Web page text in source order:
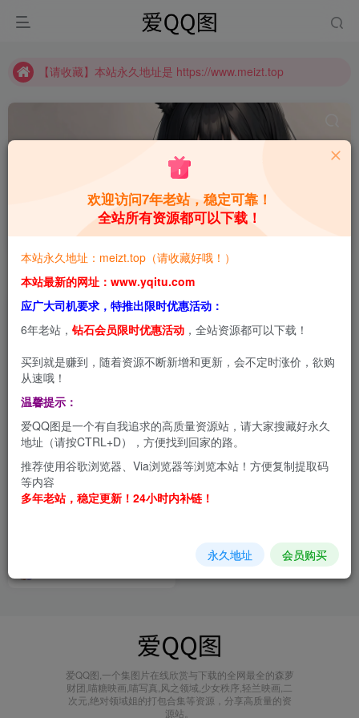
【请收藏】本站永久地址是 https://www.meizt.top
【请收藏】本站永久地址是 https://www.meizt.top
推广计划正式上线啦！可获得高额奖励哦
Maruemon 共1篇
排序 更新 浏览 点赞 评论
爱QQ图,一个集图片在线欣赏与下载的全网最全的森萝
财团,喵糖映画,喵写真,风之领域,少女秩序,轻兰映画,二
次元,绝对领域姐的打包合集等资源，分享高质量的资
源站。
欢迎访问7年老站，稳定可靠！
全站所有资源都可以下载！
本站永久地址：meizt.top（请收藏好哦！）
本站最新的网址：www.yqitu.com
应广大司机要求，特推出限时优惠活动：
6年老站， 钻石会员限时优惠活动 ，全站资源都可以下载！
买到就是赚到，随着资源不断新增和更新，会不定时涨价，欲购
从速哦！
温馨提示：
爱QQ图是一个有自我追求的高质量资源站，请大家搜藏好永久
地址（请按CTRL+D），方便找到回家的路。
推荐使用谷歌浏览器、Via浏览器等浏览本站！方便复制提取码
等内容
多年老站，稳定更新！24小时内补链！
永久地址 会员购买